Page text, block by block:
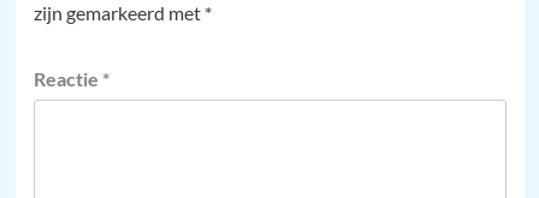
zijn gemarkeerd met *
Reactie *